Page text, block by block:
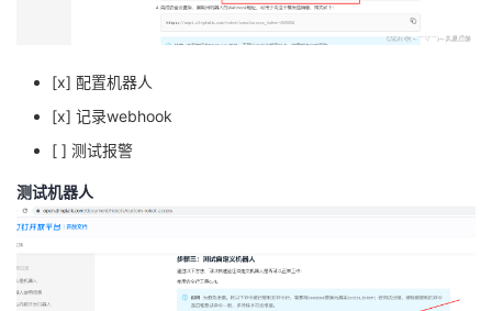
[x] 配置机器人
[x] 记录webhook
[ ] 测试报警
测试机器人